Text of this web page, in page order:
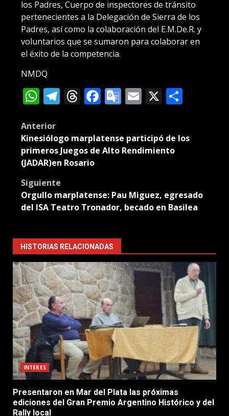
los Padres, Cuerpo de inspectores de tránsito
pertenecientes a la Delegación de Sierra de los
Padres, así como la colaboración del E.M.De.R. y
voluntarios que se sumaron para colaborar en
el éxito de la competencia.
NMDQ
WhatsApp
Telegram
Threads
Facebook
Google
Email
X
Post
navigation
Anterior
Kinesiólogo marplatense participó de los
primeros Juegos de Alto Rendimiento
(JADAR)en Rosario
Siguiente
Orgullo marplatense: Pau Miguez, egresado
del ISA Teatro Tronador, becado en Basilea
HISTORIAS RELACIONADAS
INTERES
Presentaron en Mar del Plata las próximas
ediciones del Gran Premio Argentino Histórico y del
Rally local